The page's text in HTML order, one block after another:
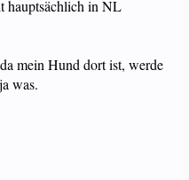
hauptsächlich in NL
mein Hund dort ist, werde
was.